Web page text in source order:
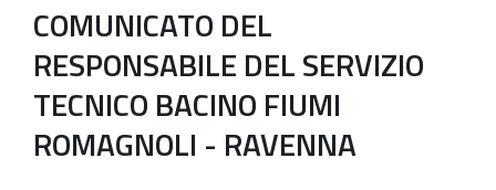
COMUNICATO DEL
RESPONSABILE DEL SERVIZIO
TECNICO BACINO FIUMI
ROMAGNOLI - RAVENNA